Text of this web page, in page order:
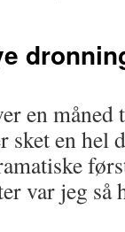
en måned
en hel
var jeg